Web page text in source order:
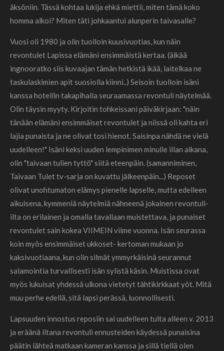
äksöniin. Tässä kohtaa lukija ehkä miettii, miten tämä koko
homma alkoi? Miten täti johkaantui alunperin taivasalle?
Vuosi oli 1980 ja olin tuolloin kuusivuotias, kun näin
revontulet Lapissa elämäni ensimmäistä kertaa. (älkää
ingnooratko siis kuvaajan tämän hetkistä ikää, laitelkaa ne
taskulaskimien apit suosiolla kiinni..) Seisoin tuolloin isäni
kanssa hotellin takapihalla seuraamassa revontuli näytelmää.
Olin täysin myyty. Kirjoitin tohkeissani päiväkirjaan: "näin
tänään elämäni ensimmäiset revontulet ja niissä oli kahta eri
lajia punaista ja ne olivat tosi hienot. Saisinpa nähdä ne vielä
uudelleen!" Isäni keksi uuden lempinimen minulle illan aikana,
olin "taivaan tulien tyttö" siitä eteenpäin. (samanniminen,
Taivaan Tulet tv-sarja on kuvattu jälkeenpäin...) Reposet
olivat unohtumaton elämys pienelle lapselle, mutta edelleen
aikuisena, kymmeniä näytelmiä nähneenä jokainen revontuli-
ilta on erilainen ja omalla tavallaan muistettava, ja punaiset
revontulet sain kokea VIIMEIN viime vuonna. Isän seurassa
koin myös ensimmäiset ukkoset- kertoman mukaan jo
kaksivuotiaana, kun olin silmät ymmyrkäisinä seurannut
salamointia turvallisesti isän sylistä käsin. Muistissa ovat
myös lukuisat yhdessä ulkona vietetyt tähtikirkkaat yöt. Mitä
muu perhe edellä, sitä lapsi perässä, luonnollisesti.
Lapsuuden innostus reposiin sai uudelleen tulta alleen v. 2013
ja eräänä iltana revontuli ennusteiden käydessä punaisina
päätin lähteä matkaan kameran kanssa ja sillä tiellä olen